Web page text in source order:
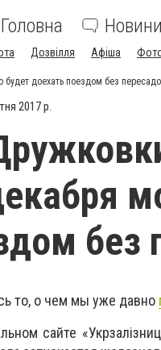
Головна Новини
Дозвілля Афіша
доехать поездом без
2017 р.
без
то, о чем мы уже давно
сайте